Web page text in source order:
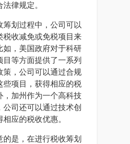
律规定。
筹划过程中，公司可以
税收减免或免税项目来
如，美国政府对于科研
目等方面提供了一系列
策，公司可以通过合规
些项目，获得相应的税
，加州作为一个高科技
公司还可以通过技术创
应的税收优惠。
的是，在进行税收筹划